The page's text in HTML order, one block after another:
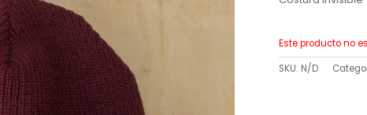
Este producto no
SKU: N/D